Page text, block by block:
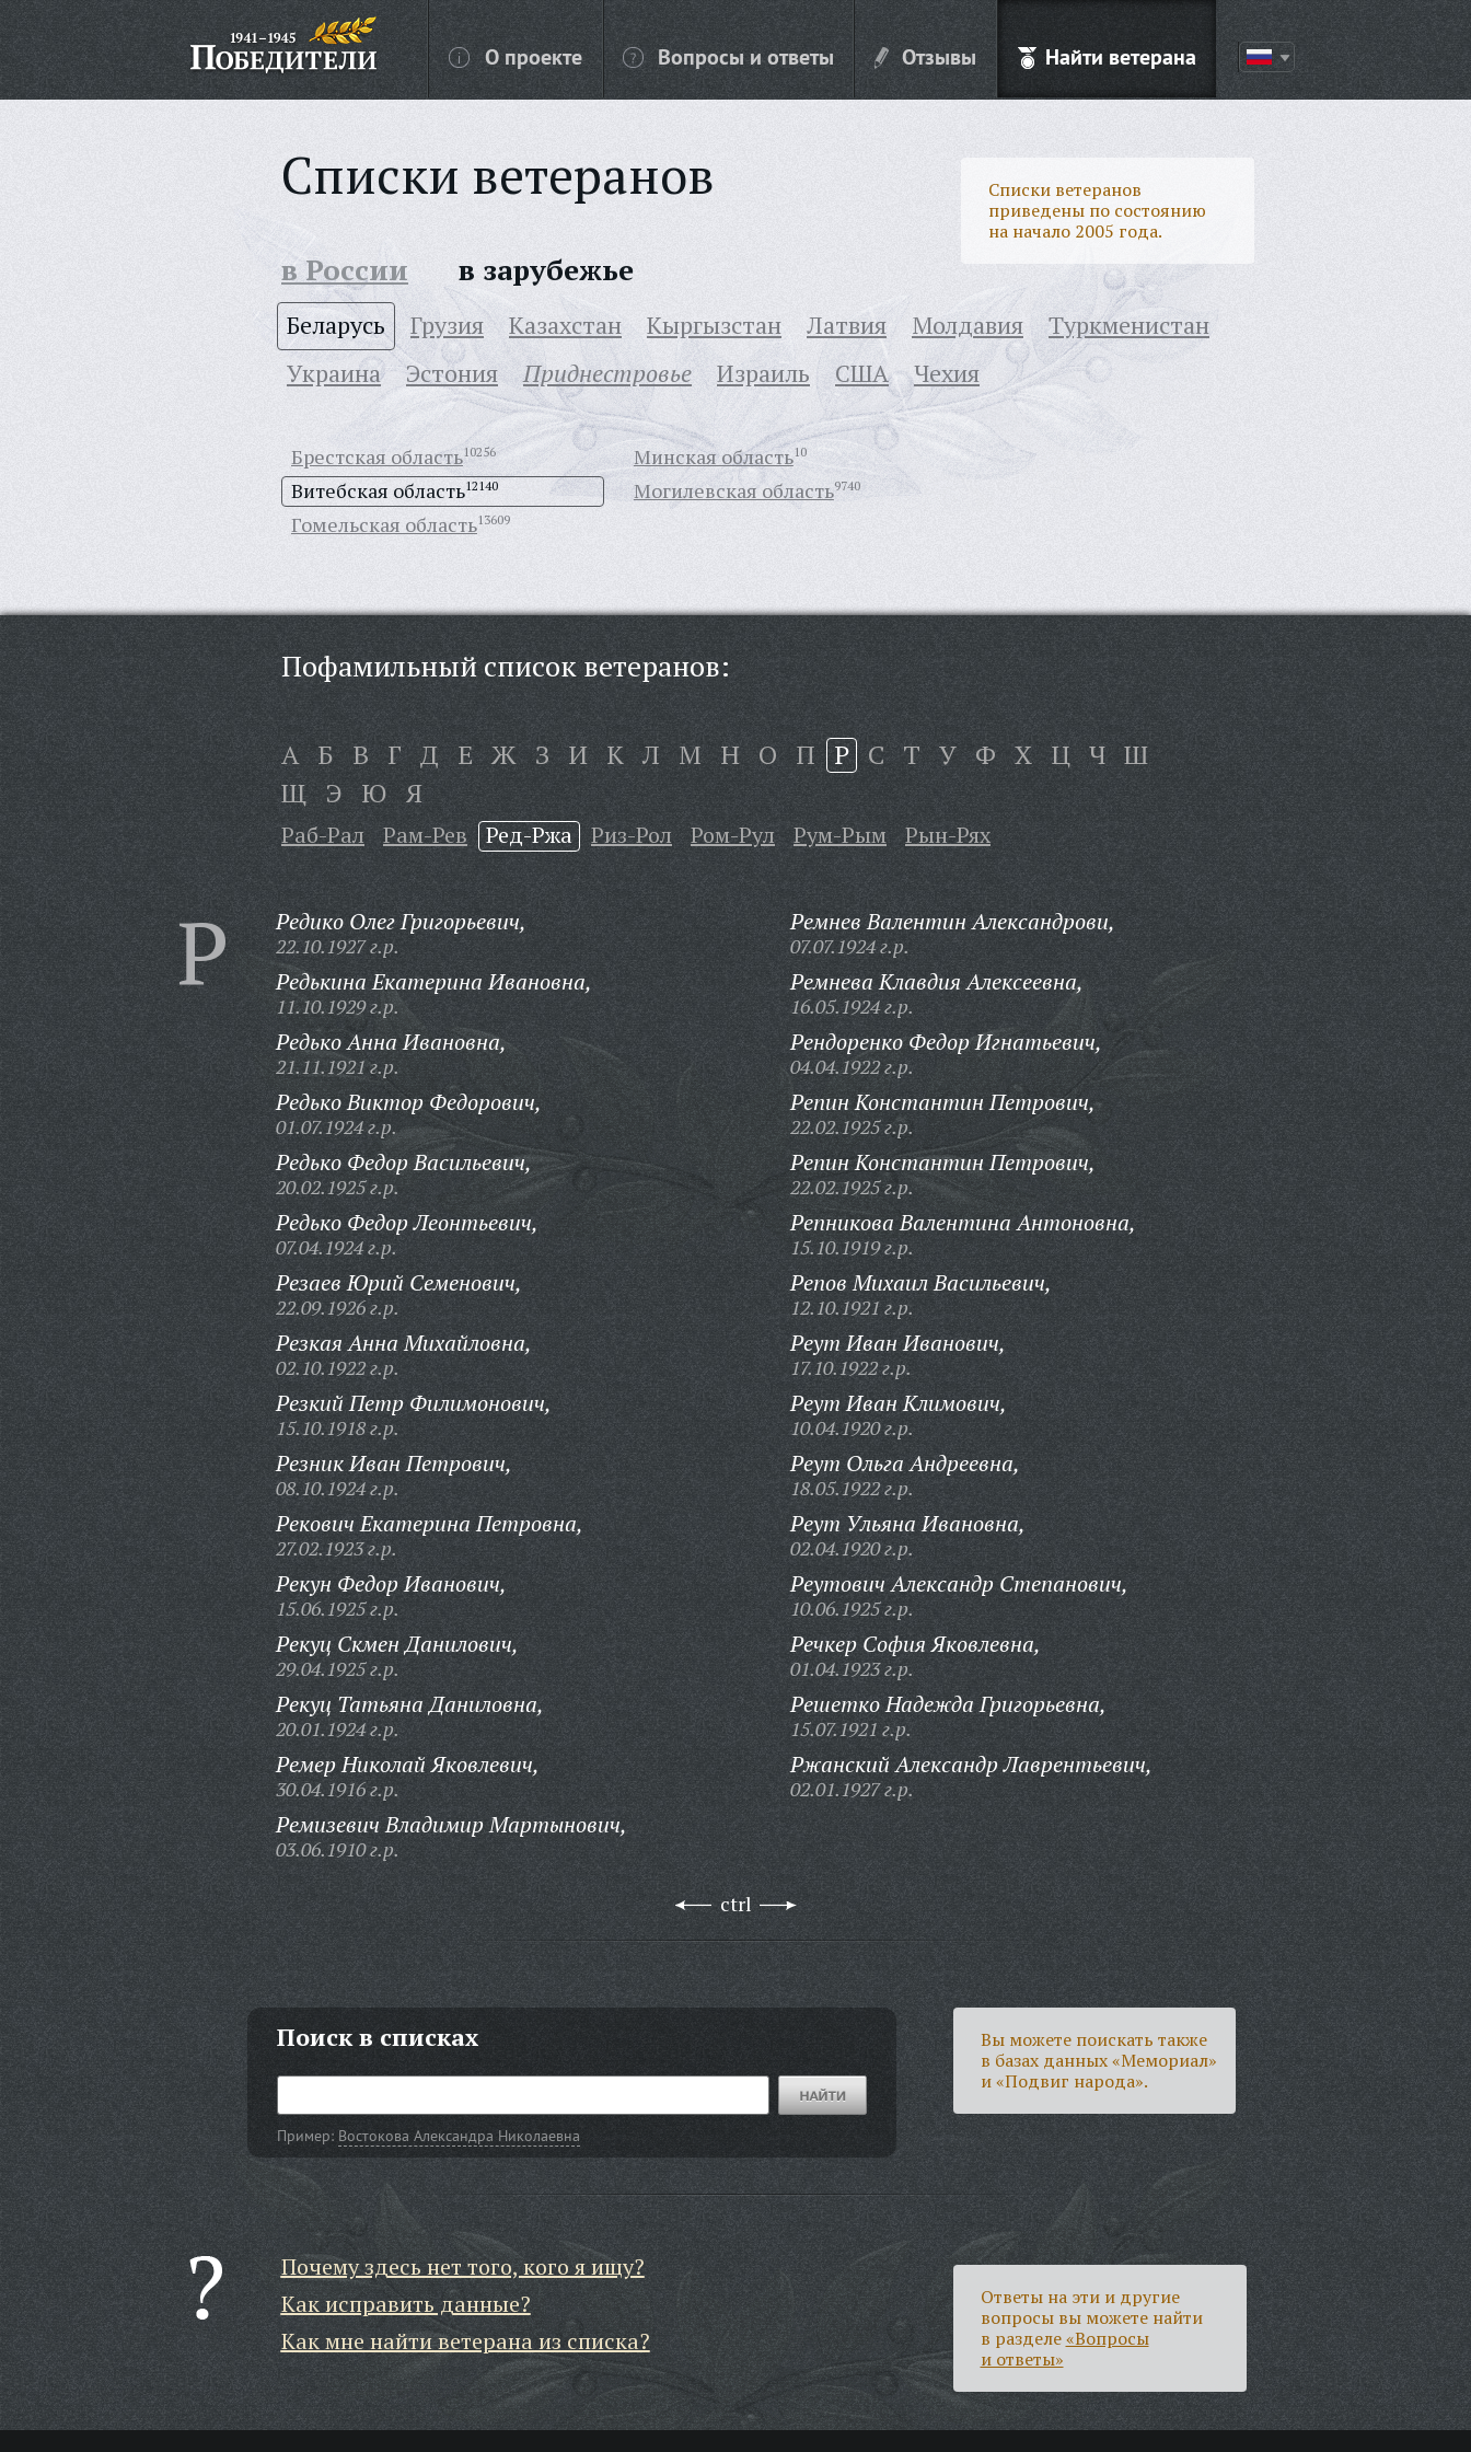
О проекте Вопросы и ответы Отзывы Найти ветерана
Списки ветеранов
Списки ветеранов
приведены по состоянию
на начало 2005 года.
в России в зарубежье
Беларусь Грузия Казахстан Кыргызстан Латвия Молдавия
Туркменистан
Украина
Эстония Приднестровье Израиль США Чехия
Брестская область10256
Витебская область12140
Гомельская область13609
Минская область10
Могилевская область9740
Пофамильный список ветеранов:
А Б В Г Д Е Ж З И К Л М Н О П Р С Т У Ф Х Ц Ч Ш
Щ Э Ю Я
Раб-Рал Рам-Рев Ред-Ржа Риз-Рол Ром-Рул Рум-Рым Рын-Рях
Р Редико Олег Григорьевич,
22.10.1927 г.р.
Редькина Екатерина Ивановна,
11.10.1929 г.р.
Редько Анна Ивановна,
21.11.1921 г.р.
Редько Виктор Федорович,
01.07.1924 г.р.
Редько Федор Васильевич,
20.02.1925 г.р.
Редько Федор Леонтьевич,
07.04.1924 г.р.
Резаев Юрий Семенович,
22.09.1926 г.р.
Резкая Анна Михайловна,
02.10.1922 г.р.
Резкий Петр Филимонович,
15.10.1918 г.р.
Резник Иван Петрович,
08.10.1924 г.р.
Рекович Екатерина Петровна,
27.02.1923 г.р.
Рекун Федор Иванович,
15.06.1925 г.р.
Рекуц Скмен Данилович,
29.04.1925 г.р.
Рекуц Татьяна Даниловна,
20.01.1924 г.р.
Ремер Николай Яковлевич,
30.04.1916 г.р.
Ремизевич Владимир Мартынович,
03.06.1910 г.р.
Ремнев Валентин Александрови,
07.07.1924 г.р.
Ремнева Клавдия Алексеевна,
16.05.1924 г.р.
Рендоренко Федор Игнатьевич,
04.04.1922 г.р.
Репин Константин Петрович,
22.02.1925 г.р.
Репин Константин Петрович,
22.02.1925 г.р.
Репникова Валентина Антоновна,
15.10.1919 г.р.
Репов Михаил Васильевич,
12.10.1921 г.р.
Реут Иван Иванович,
17.10.1922 г.р.
Реут Иван Климович,
10.04.1920 г.р.
Реут Ольга Андреевна,
18.05.1922 г.р.
Реут Ульяна Ивановна,
02.04.1920 г.р.
Реутович Александр Степанович,
10.06.1925 г.р.
Речкер София Яковлевна,
01.04.1923 г.р.
Решетко Надежда Григорьевна,
15.07.1921 г.р.
Ржанский Александр Лаврентьевич,
02.01.1927 г.р.
ctrl
Поиск в списках
Пример: Востокова Александра Николаевна
Вы можете поискать также
в базах данных «Мемориал»
и «Подвиг народа».
Почему здесь нет того, кого я ищу?
Как исправить данные?
Как мне найти ветерана из списка?
Ответы на эти и другие
вопросы вы можете найти
в разделе«Вопросы
и ответы»